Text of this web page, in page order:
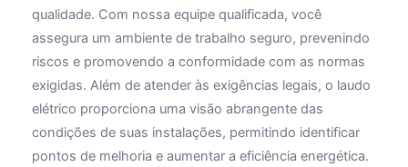
qualidade. Com nossa equipe qualificada, você
assegura um ambiente de trabalho seguro, prevenindo
riscos e promovendo a conformidade com as normas
exigidas. Além de atender às exigências legais, o laudo
elétrico proporciona uma visão abrangente das
condições de suas instalações, permitindo identificar
pontos de melhoria e aumentar a eficiência energética.